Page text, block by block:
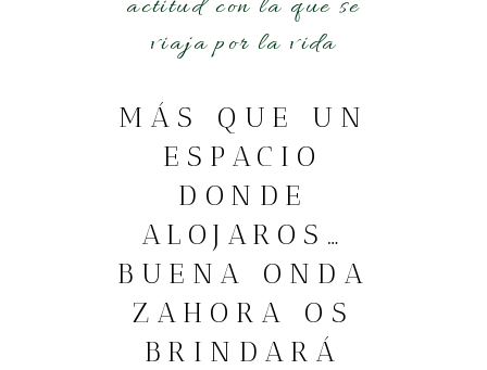
actitud con la que se
viaja por la vida
MÁS QUE UN
ESPACIO
DONDE
ALOJAROS…
BUENA ONDA
ZAHORA OS
BRINDARÁ